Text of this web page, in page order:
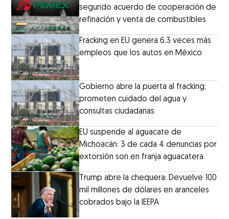
segundo acuerdo de cooperación de
refinación y venta de combustibles
Fracking en EU genera 6.3 veces más
empleos que los autos en México
Gobierno abre la puerta al fracking;
prometen cuidado del agua y
consultas ciudadanas
EU suspende al aguacate de
Michoacán: 3 de cada 4 denuncias por
extorsión son en franja aguacatera
Trump abre la chequera: Devuelve 100
mil millones de dólares en aranceles
cobrados bajo la IEEPA